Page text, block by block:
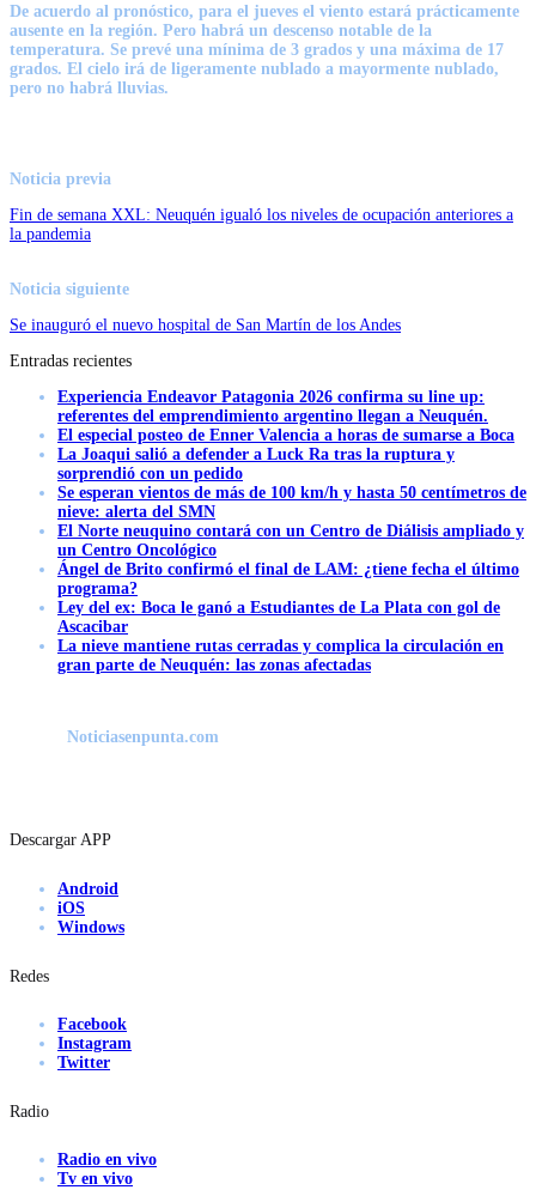
De acuerdo al pronóstico, para el jueves el viento estará prácticamente
ausente en la región. Pero habrá un descenso notable de la
temperatura. Se prevé una mínima de 3 grados y una máxima de 17
grados. El cielo irá de ligeramente nublado a mayormente nublado,
pero no habrá lluvias.
Noticia previa
Fin de semana XXL: Neuquén igualó los niveles de ocupación anteriores a
la pandemia
Noticia siguiente
Se inauguró el nuevo hospital de San Martín de los Andes
Entradas recientes
Experiencia Endeavor Patagonia 2026 confirma su line up:
referentes del emprendimiento argentino llegan a Neuquén.
El especial posteo de Enner Valencia a horas de sumarse a Boca
La Joaqui salió a defender a Luck Ra tras la ruptura y
sorprendió con un pedido
Se esperan vientos de más de 100 km/h y hasta 50 centímetros de
nieve: alerta del SMN
El Norte neuquino contará con un Centro de Diálisis ampliado y
un Centro Oncológico
Ángel de Brito confirmó el final de LAM: ¿tiene fecha el último
programa?
Ley del ex: Boca le ganó a Estudiantes de La Plata con gol de
Ascacibar
La nieve mantiene rutas cerradas y complica la circulación en
gran parte de Neuquén: las zonas afectadas
Noticiasenpunta.com
Descargar APP
Android
iOS
Windows
Redes
Facebook
Instagram
Twitter
Radio
Radio en vivo
Tv en vivo